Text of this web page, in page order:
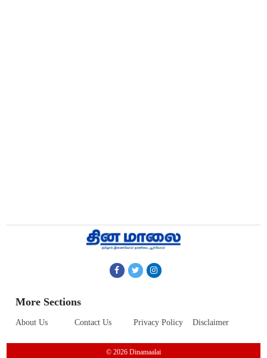
More Sections
About Us Contact Us Privacy Policy Disclaimer
© 2026 Dinamaalai